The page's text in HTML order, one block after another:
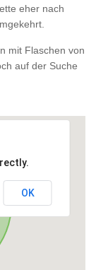
eher nach
mit Flaschen von
auf der Suche
OK